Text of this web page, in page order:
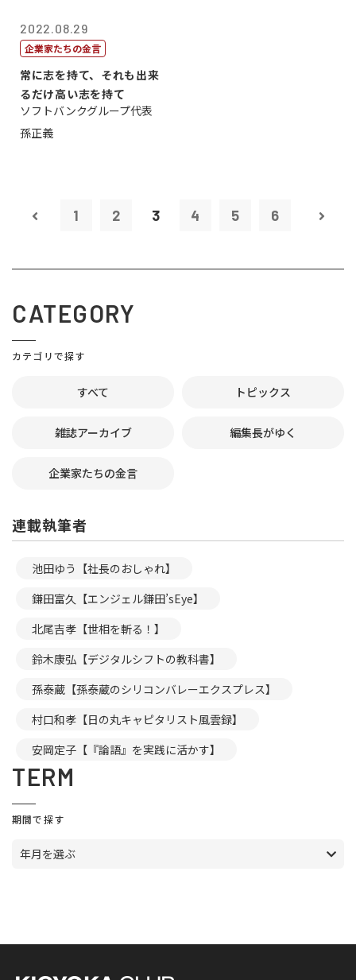
2022.08.29
企業家たちの金言
常に志を持て、それも出来
るだけ高い志を持て
ソフトバンクグループ代表
孫正義
1 2 3 4 5 6
CATEGORY
カテゴリで探す
すべて トピックス
雑誌アーカイブ 編集長がゆく
企業家たちの金言
連載執筆者
池田ゆう【社長のおしゃれ】
鎌田富久【エンジェル鎌田’sEye】
北尾吉孝【世相を斬る！】
鈴木康弘【デジタルシフトの教科書】
孫泰蔵【孫泰蔵のシリコンバレーエクスプレス】
村口和孝【日の丸キャピタリスト風雲録】
安岡定子【『論語』を実践に活かす】
TERM
期間で探す
年月を選ぶ